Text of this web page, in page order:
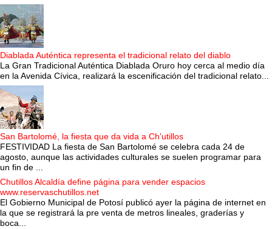
Diablada Auténtica representa el tradicional relato del diablo
La Gran Tradicional Auténtica Diablada Oruro hoy cerca al medio día
en la Avenida Cívica, realizará la escenificación del tradicional relato...
San Bartolomé, la fiesta que da vida a Ch'utillos
FESTIVIDAD La fiesta de San Bartolomé se celebra cada 24 de
agosto, aunque las actividades culturales se suelen programar para
un fin de ...
Chutillos Alcaldía define página para vender espacios
www.reservaschutillos.net
El Gobierno Municipal de Potosí publicó ayer la página de internet en
la que se registrará la pre venta de metros lineales, graderías y
boca...